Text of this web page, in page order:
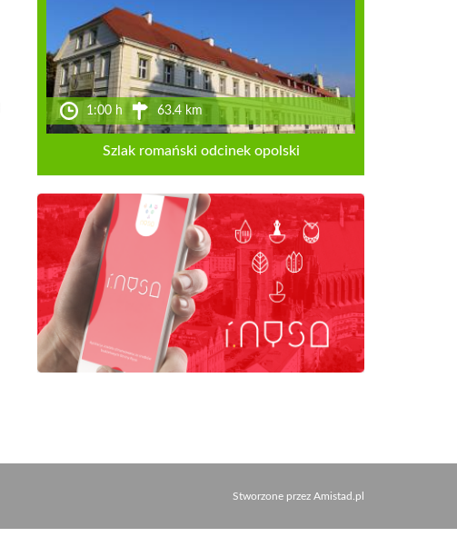
1:00 h 63.4 km
Szlak romański odcinek opolski
Stworzone przez Amistad.pl